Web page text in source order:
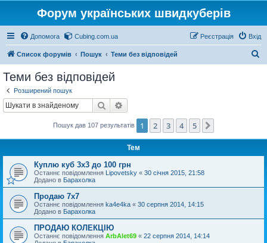
Форум українських швидкуберів
Допомога Cubing.com.ua Вхід
Реєстрація
Список форумів Пошук Теми без відповідей
Теми без відповідей
Розширений пошук
Пошук
Пошук дав 107 результатів 1 2 3 4 5
Тем
Куплю куб 3х3 до 100 грн
Останнє повідомлення Lipovetsky « 30 січня 2015, 21:58
Додано в Барахолка
Продаю 7х7
Останнє повідомлення ka4e4ka « 30 серпня 2014, 14:15
Додано в Барахолка
ПРОДАЮ КОЛЕКЦІЮ
Останнє повідомлення ArbAlet69 « 22 серпня 2014, 14:14